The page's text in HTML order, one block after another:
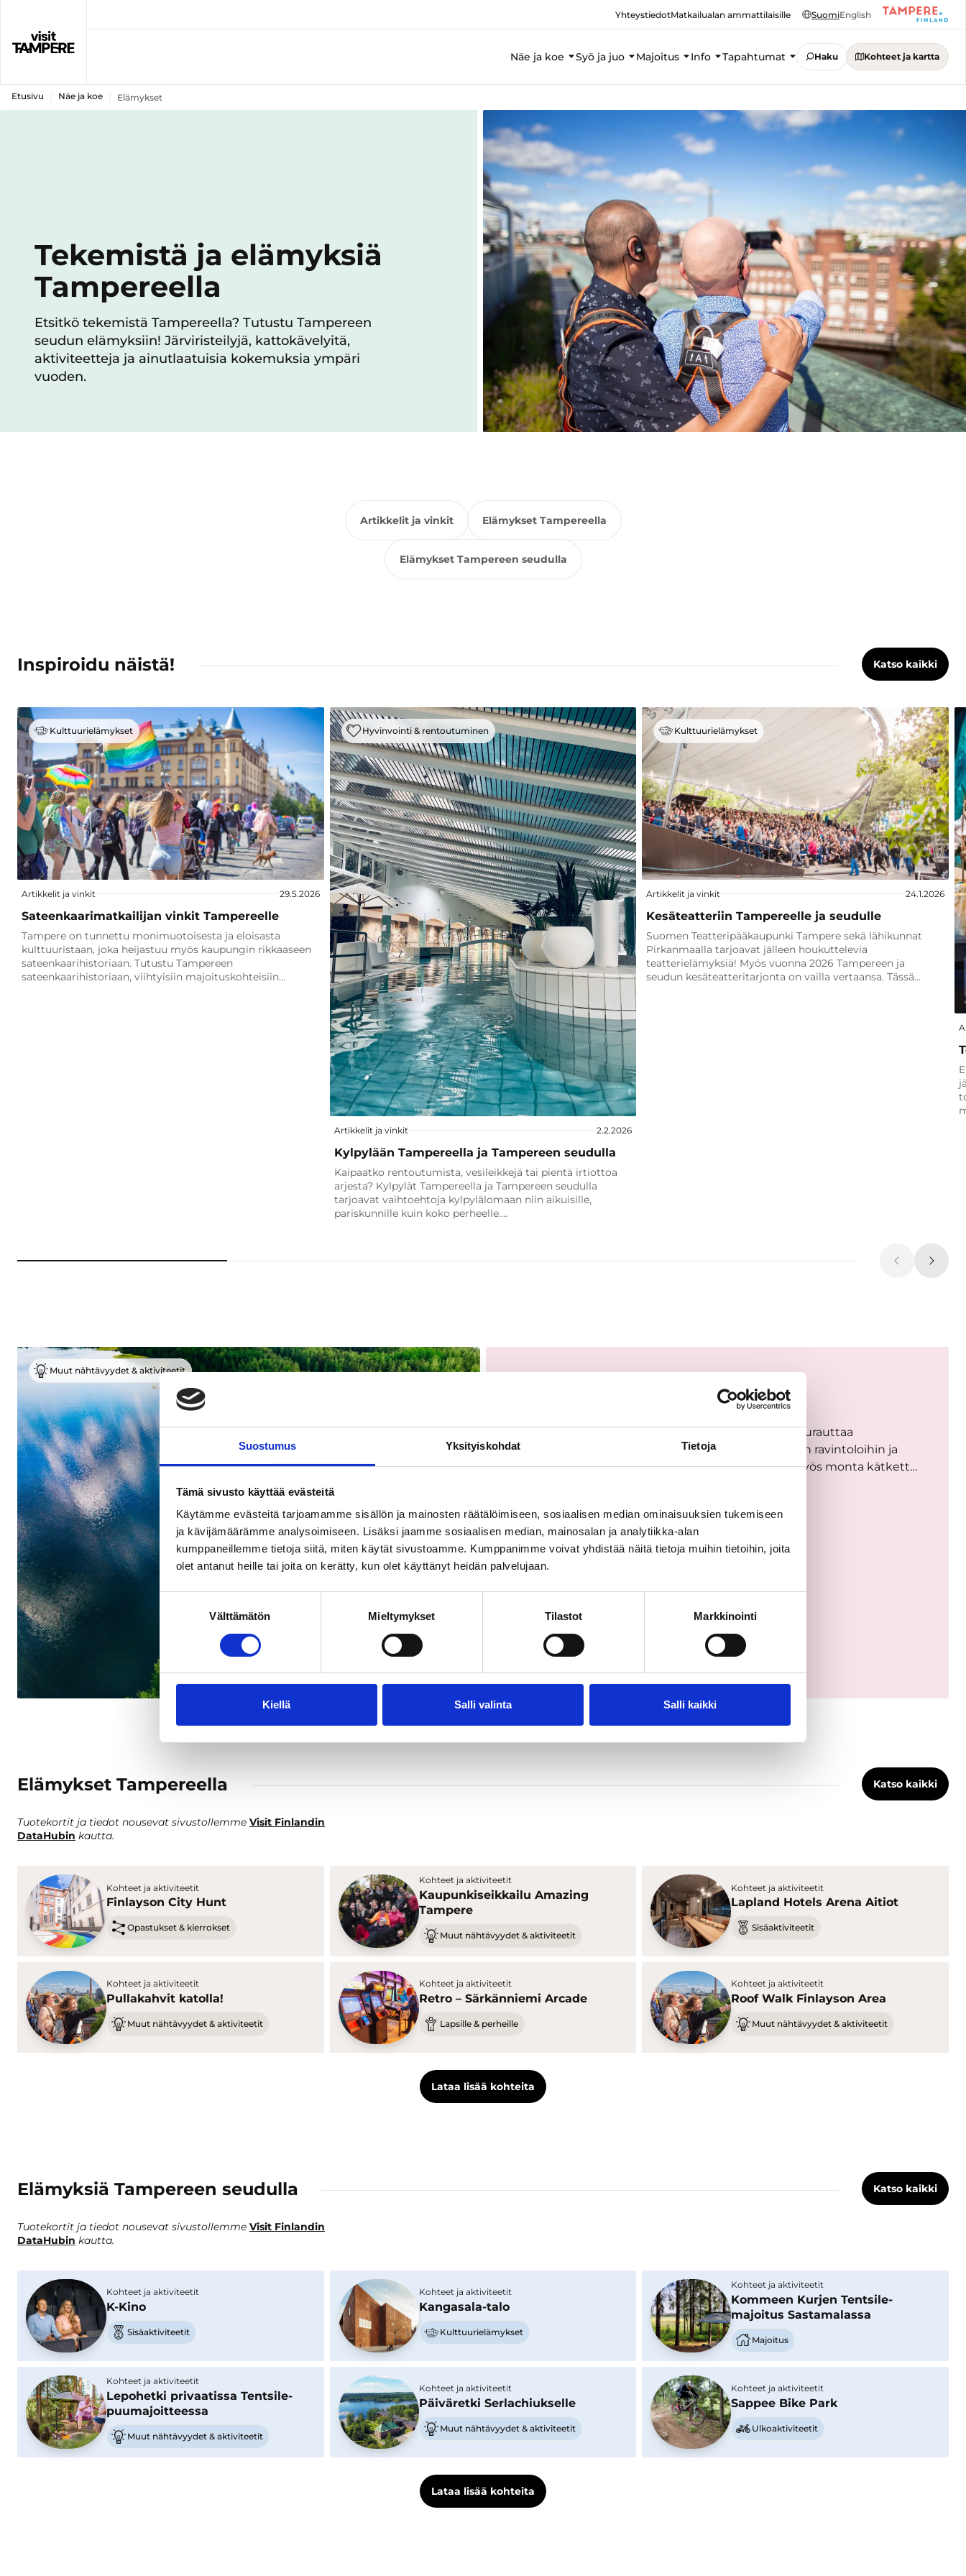
Suostumus Yksityiskohdat Tietoja
Tämä sivusto käyttää evästeitä
Käytämme evästeitä tarjoamamme sisällön ja mainosten räätälöimiseen, sosiaalisen median ominaisuuksien tukemiseen
ja kävijämäärämme analysoimiseen. Lisäksi jaamme sosiaalisen median, mainosalan ja analytiikka-alan
kumppaneillemme tietoja siitä, miten käytät sivustoamme. Kumppanimme voivat yhdistää näitä tietoja muihin tietoihin, joita
olet antanut heille tai joita on kerätty, kun olet käyttänyt heidän palvelujaan.
Välttämätön Mieltymykset Tilastot Markkinointi
Kiellä Salli valinta Salli kaikki
YhteystiedotMatkailualan ammattilaisille SuomiEnglish
Näe ja koe Syö ja juo Majoitus Info Tapahtumat Haku Kohteet ja kartta
Etusivu Näe ja koe Elämykset
Tekemistä ja elämyksiä
Tampereella
Etsitkö tekemistä Tampereella? Tutustu Tampereen
seudun elämyksiin! Järviristeilyjä, kattokävelyitä,
aktiviteetteja ja ainutlaatuisia kokemuksia ympäri
vuoden.
Artikkelit ja vinkit Elämykset Tampereella
Elämykset Tampereen seudulla
Inspiroidu näistä! Katso kaikki
Kulttuurielämykset
Artikkelit ja vinkit 29.5.2026
Sateenkaarimatkailijan vinkit Tampereelle
Tampere on tunnettu monimuotoisesta ja eloisasta
kulttuuristaan, joka heijastuu myös kaupungin rikkaaseen
sateenkaarihistoriaan. Tutustu Tampereen
sateenkaarihistoriaan, viihtyisiin majoituskohteisiin…
Hyvinvointi & rentoutuminen
Artikkelit ja vinkit 2.2.2026
Kylpylään Tampereella ja Tampereen seudulla
Kaipaatko rentoutumista, vesileikkejä tai pientä irtiottoa
arjesta? Kylpylät Tampereella ja Tampereen seudulla
tarjoavat vaihtoehtoja kylpylälomaan niin aikuisille,
pariskunnille kuin koko perheelle….
Kulttuurielämykset
Artikkelit ja vinkit 24.1.2026
Kesäteatteriin Tampereelle ja seudulle
Suomen Teatteripääkaupunki Tampere sekä lähikunnat
Pirkanmaalla tarjoavat jälleen houkuttelevia
teatterielämyksiä! Myös vuonna 2026 Tampereen ja
seudun kesäteatteritarjonta on vailla vertaansa. Tässä…
Muut nähtävyydet & aktiviteetit Artikkelit ja vinkit 6.5.2024
Roadtrip Tampereen seudulla
Tampereen seutu on täydellinen road tripille! Voit hurauttaa
kansallispuistoihin, kartanoille, museoihin, paikallisiin ravintoloihin ja
nähdä matkalla mahtavia maisemia! Seudulla on myös monta kätkett…
Lue lisää
Elämykset Tampereella
Tuotekortit ja tiedot nousevat sivustollemme Visit Finlandin
DataHubin kautta.
Katso kaikki
Kohteet ja aktiviteetit
Finlayson City Hunt
Opastukset & kierrokset
Kohteet ja aktiviteetit
Kaupunkiseikkailu Amazing
Tampere
Muut nähtävyydet & aktiviteetit
Kohteet ja aktiviteetit
Lapland Hotels Arena Aitiot
Sisäaktiviteetit
Kohteet ja aktiviteetit
Pullakahvit katolla!
Muut nähtävyydet & aktiviteetit
Kohteet ja aktiviteetit
Retro – Särkänniemi Arcade
Lapsille & perheille
Kohteet ja aktiviteetit
Roof Walk Finlayson Area
Muut nähtävyydet & aktiviteetit
Lataa lisää kohteita
Elämyksiä Tampereen seudulla
Tuotekortit ja tiedot nousevat sivustollemme Visit Finlandin
DataHubin kautta.
Katso kaikki
Kohteet ja aktiviteetit
K-Kino
Sisäaktiviteetit
Kohteet ja aktiviteetit
Kangasala-talo
Kulttuurielämykset
Kohteet ja aktiviteetit
Kommeen Kurjen Tentsile-
majoitus Sastamalassa
Majoitus
Kohteet ja aktiviteetit
Lepohetki privaatissa Tentsile-
puumajoitteessa
Muut nähtävyydet & aktiviteetit
Kohteet ja aktiviteetit
Päiväretki Serlachiukselle
Muut nähtävyydet & aktiviteetit
Kohteet ja aktiviteetit
Sappee Bike Park
Ulkoaktiviteetit
Lataa lisää kohteita